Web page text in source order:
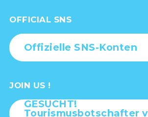
OFFICIAL SNS
Offizielle SNS-Konten
JOIN US !
GESUCHT!
Tourismusbotschafter